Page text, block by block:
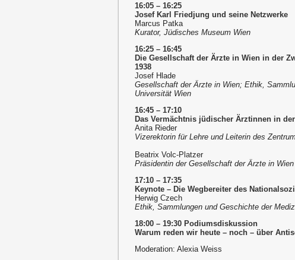
16:05 – 16:25
Josef Karl Friedjung und seine Netzwerke
Marcus Patka
Kurator, Jüdisches Museum Wien
16:25 – 16:45
Die Gesellschaft der Ärzte in Wien in der
1938
Josef Hlade
Gesellschaft der Ärzte in Wien; Ethik,
Universität Wien
16:45 – 17:10
Das Vermächtnis jüdischer Ärztinnen in
Anita Rieder
Vizerektorin für Lehre und Leiterin des
Beatrix Volc-Platzer
Präsidentin der Gesellschaft der Ärzte in Wien
17:10 – 17:35
Keynote – Die Wegbereiter des
Herwig Czech
Ethik, Sammlungen und Geschichte der
18:00 – 19:30 Podiumsdiskussion
Warum reden wir heute – noch – über
Moderation: Alexia Weiss